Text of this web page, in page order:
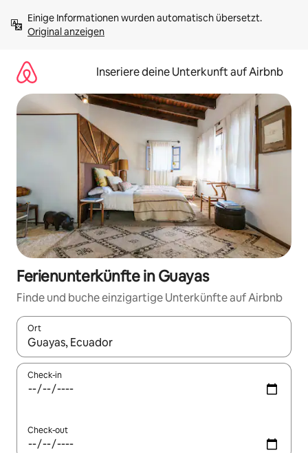
Inhalten
springenOriginal anzeigen
Inseriere deine Unterkunft auf Airbnb
Ferienunterkünfte in Guayas
Finde und buche einzigartige Unterkünfte auf Airbnb
Ort
Wenn Ergebnisse verfügbar sind, navigiere mit den
Check-in
Check-out